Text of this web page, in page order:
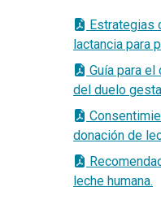
Estrategias
lactancia para
Guía para
del duelo
donación de
leche humana.